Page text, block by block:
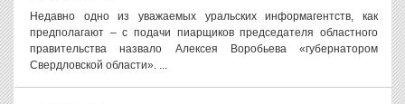
Недавно одно из уважаемых уральских информагентств, как
предполагают – с подачи пиарщиков председателя областного
правительства назвало Алексея Воробьева «губернатором
Свердловской области». ...